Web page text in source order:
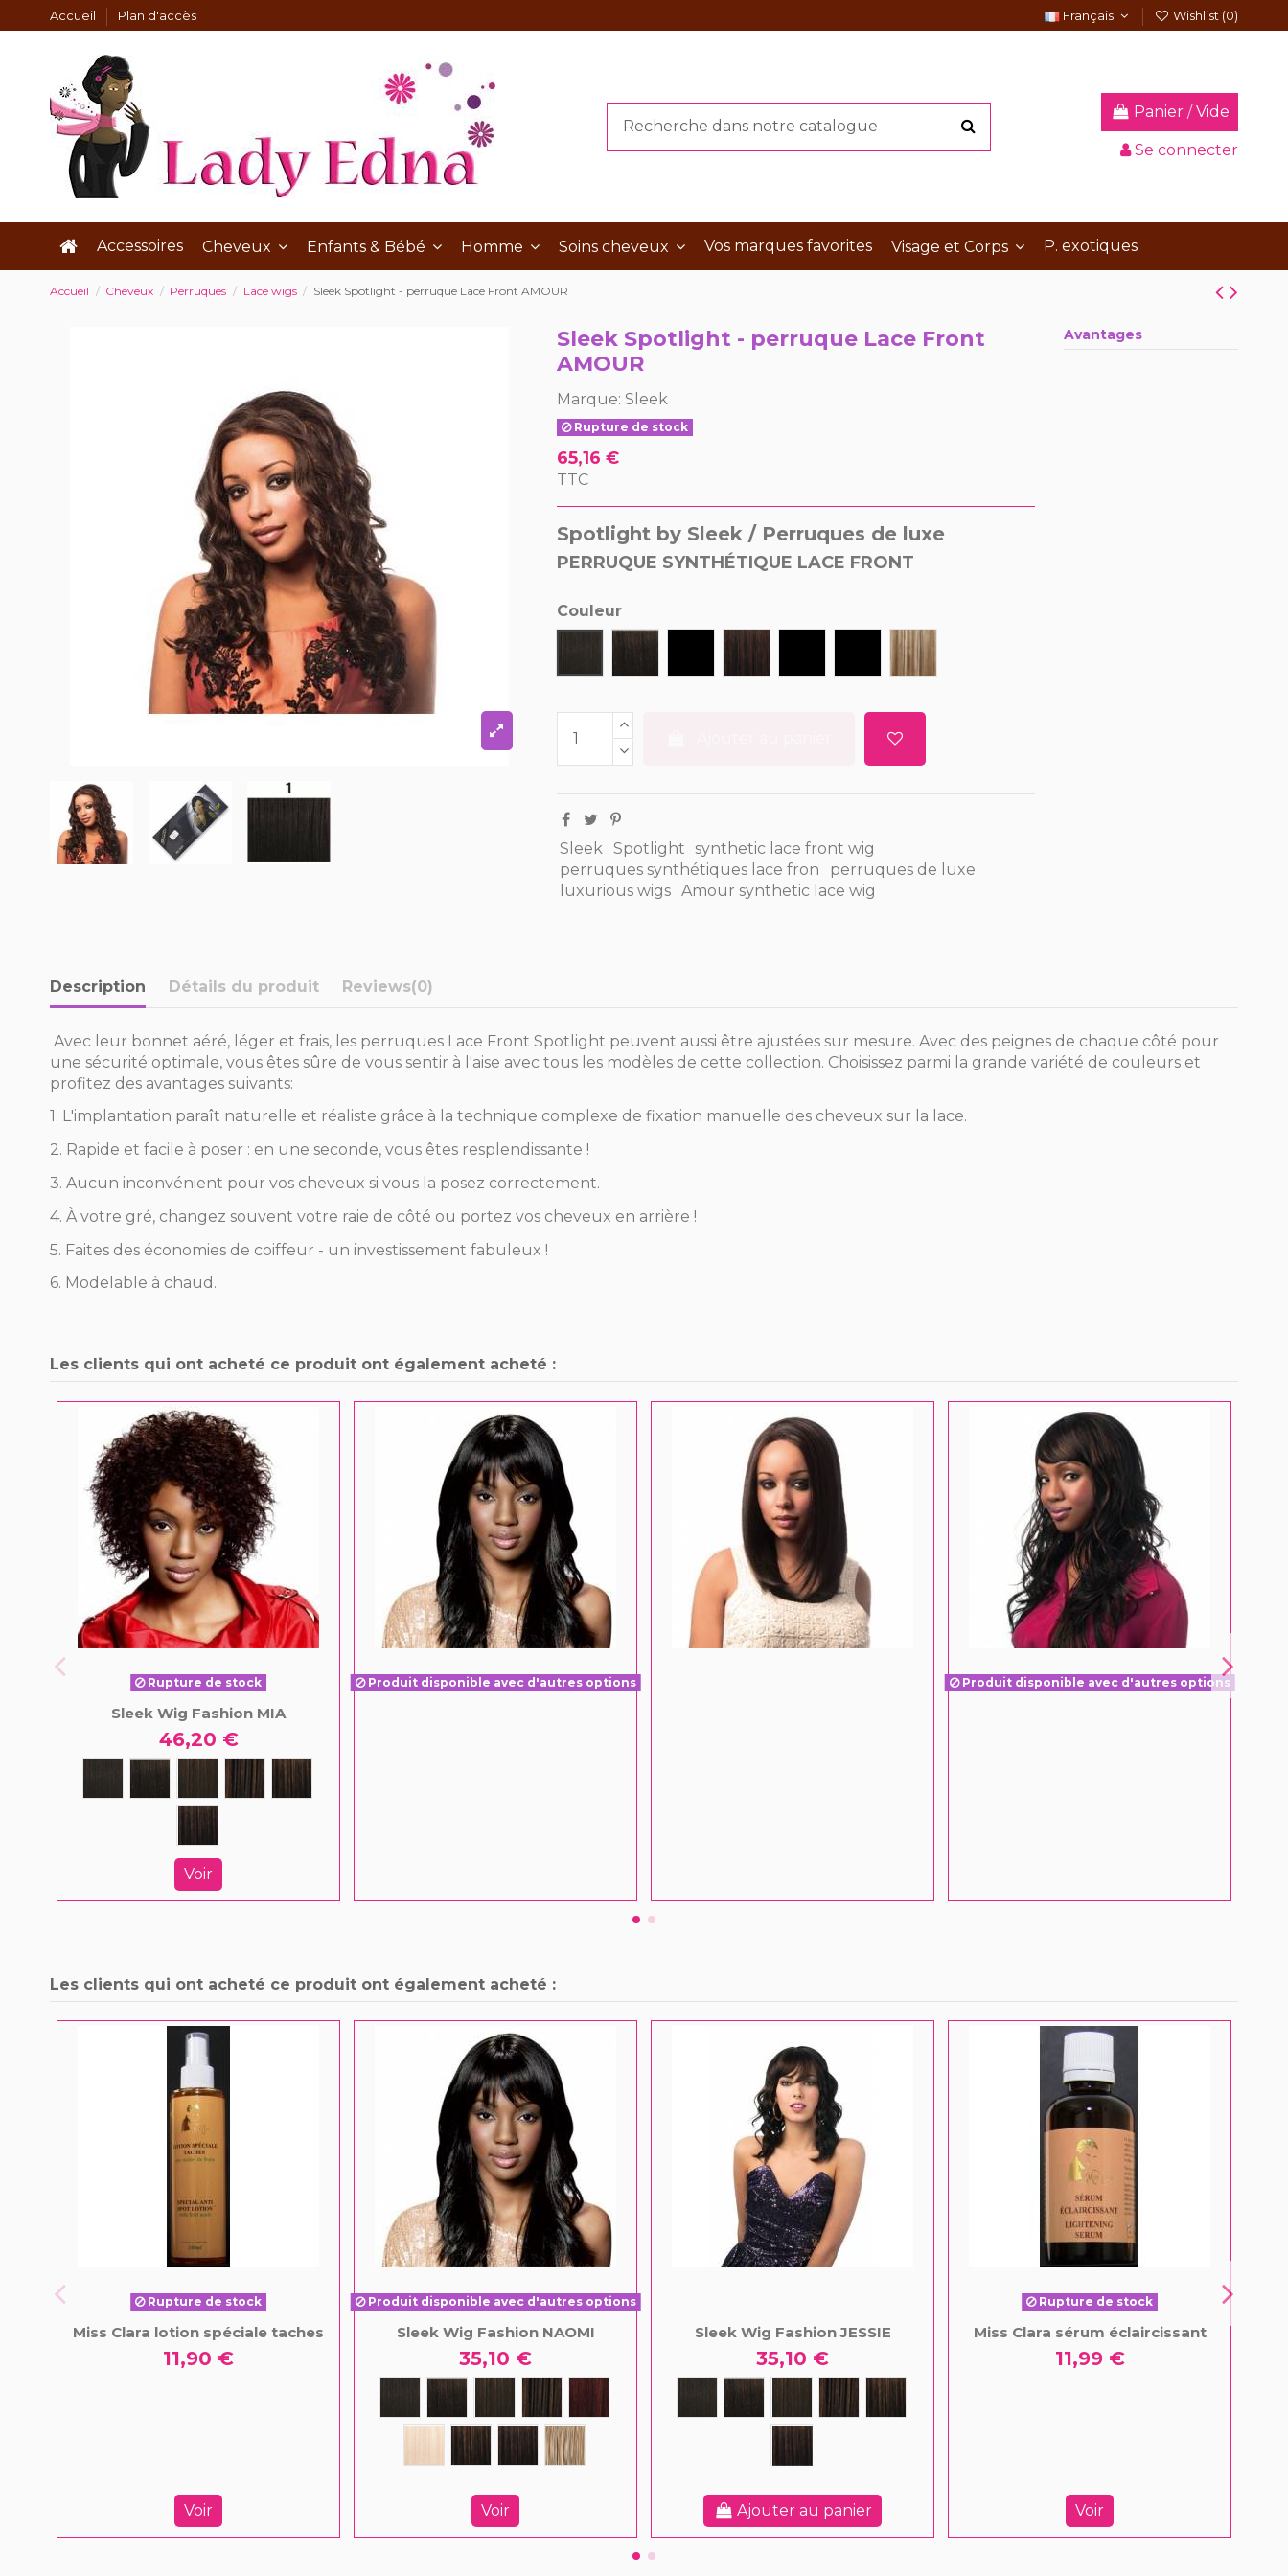
Accueil Plan d'accès Français Wishlist (0)
Panier /Vide
Se connecter
Accessoires Cheveux Enfants & Bébé Homme Soins cheveux Vos marques favorites Visage et Corps P. exotiques
Accueil Cheveux Perruques Lace wigs Sleek Spotlight - perruque Lace Front AMOUR
Sleek Spotlight - perruque Lace Front
AMOUR
Marque: Sleek
Rupture de stock
65,16 €
TTC
Spotlight by Sleek / Perruques de luxe
PERRUQUE SYNTHÉTIQUE LACE FRONT
Couleur
1B F1B/P30 F4/P27F12/16/613
Sleek Spotlight synthetic lace front wig
perruques synthétiques lace fron
perruques de luxe
luxurious wigs Amour synthetic lace wig
Avantages
Description Détails du produit Reviews(0)
Avec leur bonnet aéré, léger et frais, les perruques Lace Front Spotlight peuvent aussi être ajustées sur mesure. Avec des peignes de chaque côté pour
une sécurité optimale, vous êtes sûre de vous sentir à l'aise avec tous les modèles de cette collection. Choisissez parmi la grande variété de couleurs et
profitez des avantages suivants:
1. L'implantation paraît naturelle et réaliste grâce à la technique complexe de fixation manuelle des cheveux sur la lace.
2. Rapide et facile à poser : en une seconde, vous êtes resplendissante !
3. Aucun inconvénient pour vos cheveux si vous la posez correctement.
4. À votre gré, changez souvent votre raie de côté ou portez vos cheveux en arrière !
5. Faites des économies de coiffeur - un investissement fabuleux !
6. Modelable à chaud.
Les clients qui ont acheté ce produit ont également acheté :
Rupture de stock
Sleek Wig Fashion MIA
46,20 €
Voir
Produit disponible avec d'autres options Produit disponible avec d'autres options
Les clients qui ont acheté ce produit ont également acheté :
Rupture de stock
Miss Clara lotion spéciale taches
11,90 €
Voir
Produit disponible avec d'autres options
Sleek Wig Fashion NAOMI
35,10 €
Voir
Sleek Wig Fashion JESSIE
35,10 €
Ajouter au panier
Rupture de stock
Miss Clara sérum éclaircissant
11,99 €
Voir